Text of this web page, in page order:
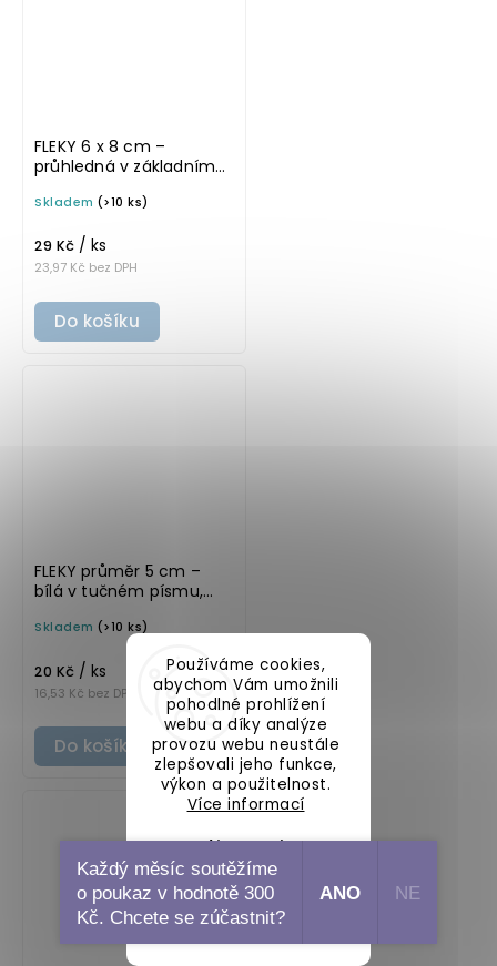
Používáme cookies,
abychom Vám umožnili
pohodlné prohlížení
webu a díky analýze
provozu webu neustále
zlepšovali jeho funkce,
výkon a použitelnost.
Více informací
Nastavení
Souhlasím
FLEKY 6 x 8 cm –
průhledná v základním
samolepka na
Skladem (>10 ks)
23,97 Kč bez DPH
29 Kč / ks
Do košíku
FLEKY průměr 5 cm –
bílá v tučném písmu,
na potravinové dózy
Skladem (>10 ks)
16,53 Kč bez DPH
20 Kč / ks
Do košíku
Každý měsíc soutěžíme
o poukaz v hodnotě 300
Kč. Chcete se zúčastnit?
ANO NE